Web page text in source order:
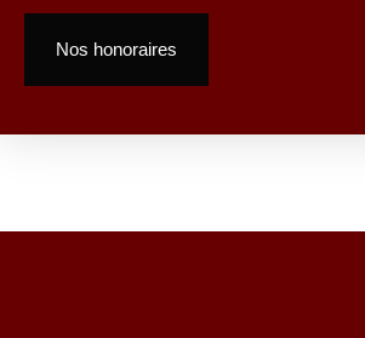
Nos honoraires